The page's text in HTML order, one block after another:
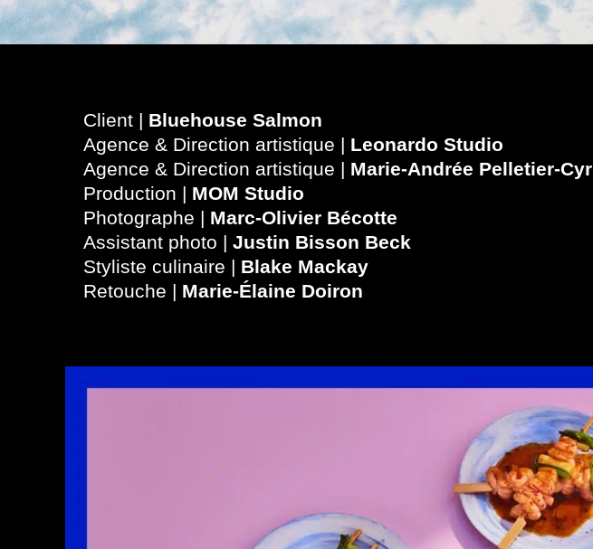
Client | Bluehouse Salmon
Agence & Direction artistique | Leonardo Studio
Agence & Direction artistique | Marie-Andrée Pelletier-Cyr
Production | MOM Studio
Photographe | Marc-Olivier Bécotte
Assistant photo | Justin Bisson Beck
Styliste culinaire | Blake Mackay
Retouche | Marie-Élaine Doiron